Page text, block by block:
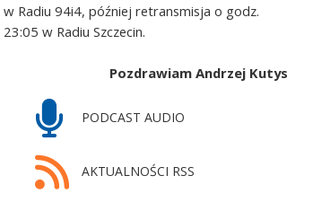
w Radiu 94i4, później retransmisja o godz.
23:05 w Radiu Szczecin.
Pozdrawiam Andrzej Kutys
PODCAST AUDIO
AKTUALNOŚCI RSS